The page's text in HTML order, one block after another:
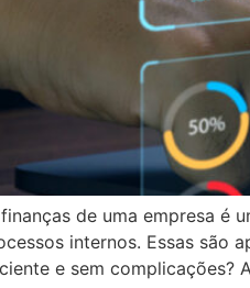
de uma empresa é
internos. Essas são
e sem complicações?